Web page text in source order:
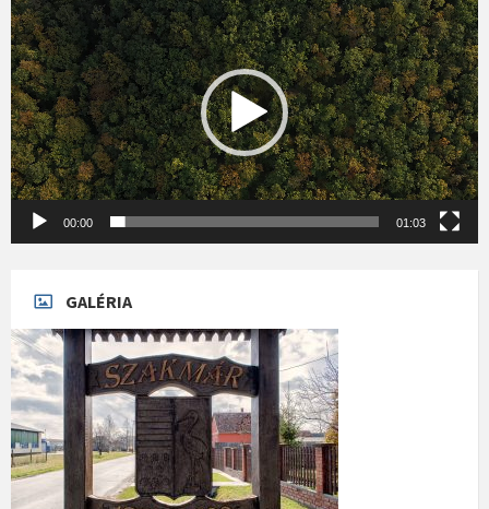
00:00 01:03
GALÉRIA